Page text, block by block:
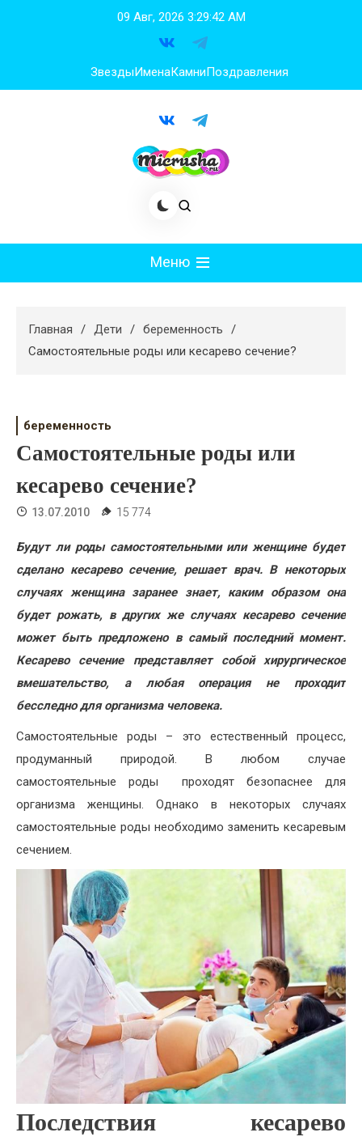
09 Авг, 2026 3:29:43 AM
ЗвездыИменаКамниПоздравления
Меню
Худеем
Свадьба
Жизнь
Хобби
Красота
Недвижимость
Главная Дети
беременность
Самостоятельные роды или кесарево сечение?
беременность
Самостоятельные роды или
кесарево сечение?
13.07.2010 15 774
Будут ли роды самостоятельными или женщине будет
сделано кесарево сечение, решает врач. В некоторых
случаях женщина заранее знает, каким образом она
будет рожать, в других же случаях кесарево сечение
может быть предложено в самый последний момент.
Кесарево сечение представляет собой хирургическое
вмешательство, а любая операция не проходит
бесследно для организма человека.
Самостоятельные роды – это естественный процесс,
продуманный природой. В любом случае
самостоятельные роды проходят безопаснее для
организма женщины. Однако в некоторых случаях
самостоятельные роды необходимо заменить кесаревым
сечением.
Последствия кесарево